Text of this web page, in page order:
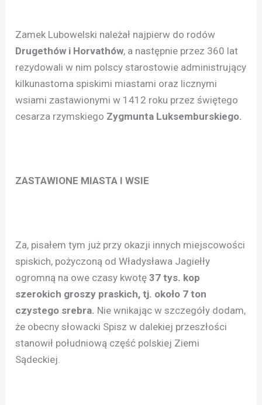
Zamek Lubowelski należał najpierw do rodów
Drugethów i Horvathów, a następnie przez 360 lat
rezydowali w nim polscy starostowie administrujący
kilkunastoma spiskimi miastami oraz licznymi
wsiami zastawionymi w 1412 roku przez świętego
cesarza rzymskiego Zygmunta Luksemburskiego.
ZASTAWIONE MIASTA I WSIE
Za, pisałem tym już przy okazji innych miejscowości
spiskich, pożyczoną od Władysława Jagiełły
ogromną na owe czasy kwotę37 tys. kop
szerokich groszy praskich, tj. około 7 ton
czystego srebra. Nie wnikając w szczegóły dodam,
że obecny słowacki Spisz w dalekiej przeszłości
stanowił południową część polskiej Ziemi
Sądeckiej.